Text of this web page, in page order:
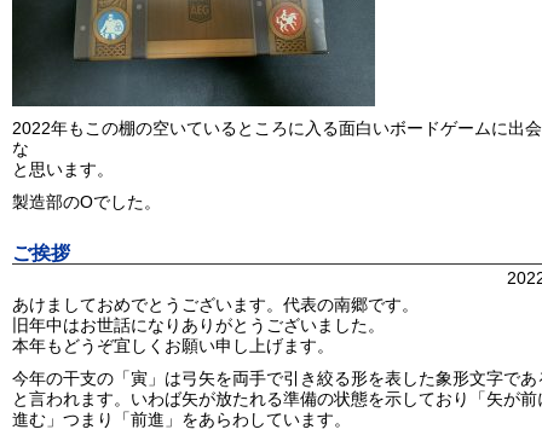
2022年もこの棚の空いているところに入る面白いボードゲームに出
な
と思います。
製造部のOでした。
ご挨拶
あけましておめでとうございます。代表の南郷です。
旧年中はお世話になりありがとうございました。
本年もどうぞ宜しくお願い申し上げます。
今年の干支の「寅」は弓矢を両手で引き絞る形を表した象形文字であ
と言われます。いわば矢が放たれる準備の状態を示しており「矢が前
進む」つまり「前進」をあらわしています。